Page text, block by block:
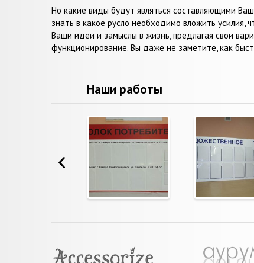
Но какие виды будут являться составляющими
знать в какое русло необходимо вложить
Ваши идеи и замыслы в жизнь, предлагая свои
функционирование. Вы даже не заметите, как
Наши работы